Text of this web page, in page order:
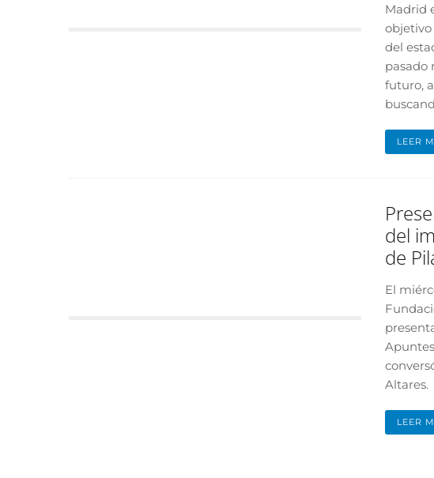
Madrid
del
pasado
futuro,
LEER
del
de
El
Altares.
LEER